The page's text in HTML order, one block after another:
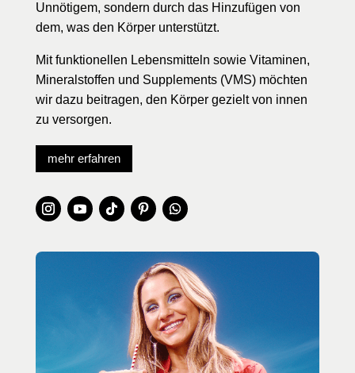
Unnötigem, sondern durch das Hinzufügen von
dem, was den Körper unterstützt.
Mit funktionellen Lebensmitteln sowie Vitaminen,
Mineralstoffen und Supplements (VMS) möchten
wir dazu beitragen, den Körper gezielt von innen
zu versorgen.
mehr erfahren